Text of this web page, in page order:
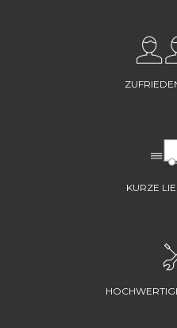
KURZE